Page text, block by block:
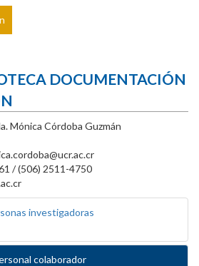
DOCUMENTACIÓN
Mónica Córdoba Guzmán
/ (506) 2511-4750
investigadoras
colaborador